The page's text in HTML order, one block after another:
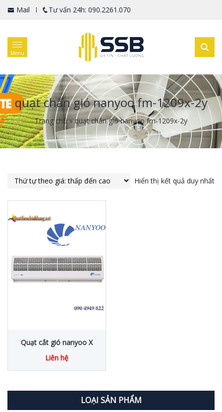
Mail Tư vấn 24h: 090.2261.070
Menu
quạt chắn gió nanyoo fm-1209x-2y
Trang chủ»quạt chắn gió nanyoo fm-1209x-2y
Hiển thị kết quả duy nhất
Quạt cắt gió nanyoo X
Liên hệ
LOẠI SẢN PHẨM